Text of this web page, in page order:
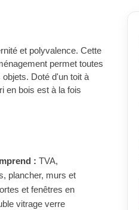
et polyvalence. Cette
permet toutes
Doté d'un toit à
en bois est à la fois
: TVA,
plancher, murs et
et fenêtres en
vitrage verre